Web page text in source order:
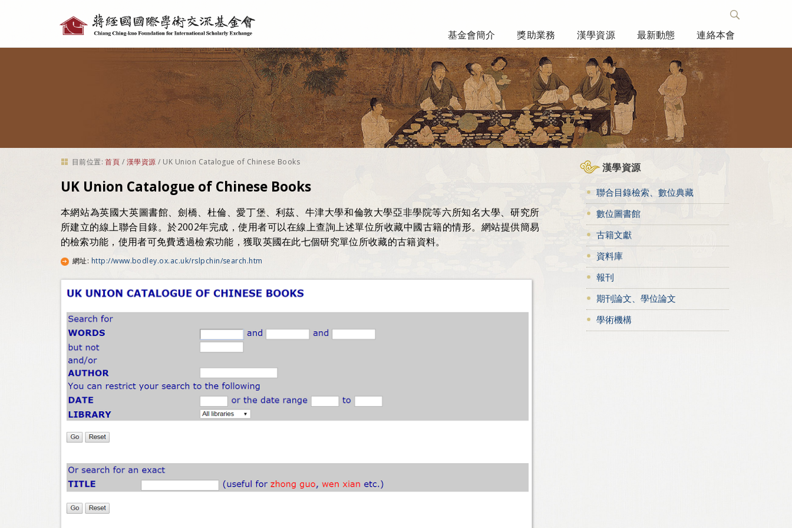
具
基金會簡介 獎助業務 漢學資源 最新動態 連絡本會
目前位置: 首頁 / 漢學資源 / UK Union Catalogue of Chinese Books
UK Union Catalogue of Chinese Books
本網站為英國大英圖書館、劍橋、杜倫、愛丁堡、利茲、牛津大學和倫敦大學亞非學院等六所知名大學、研究所
所建立的線上聯合目錄。於2002年完成，使用者可以在線上查詢上述單位所收藏中國古籍的情形。網站提供簡易
的檢索功能，使用者可免費透過檢索功能，獲取英國在此七個研究單位所收藏的古籍資料。
網址: http://www.bodley.ox.ac.uk/rslpchin/search.htm
漢學資源
聯合目錄檢索、數位典藏
數位圖書館
古籍文獻
資料庫
報刊
期刊論文、學位論文
學術機構